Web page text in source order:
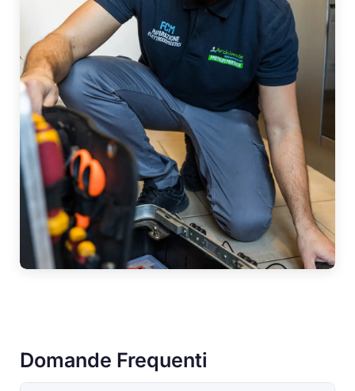
Domande Frequenti